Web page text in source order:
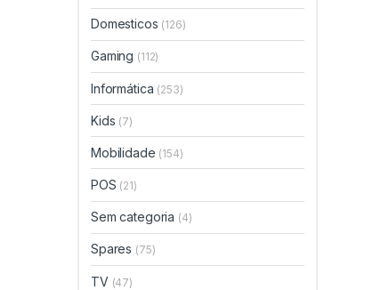
Domesticos (126)
Gaming (112)
Informática (253)
Kids (7)
Mobilidade (154)
POS (21)
Sem categoria (4)
Spares (75)
TV (47)